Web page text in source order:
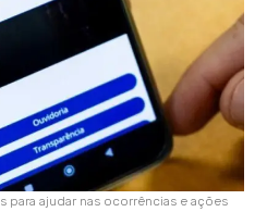
ajudar nas ocorrências e ações